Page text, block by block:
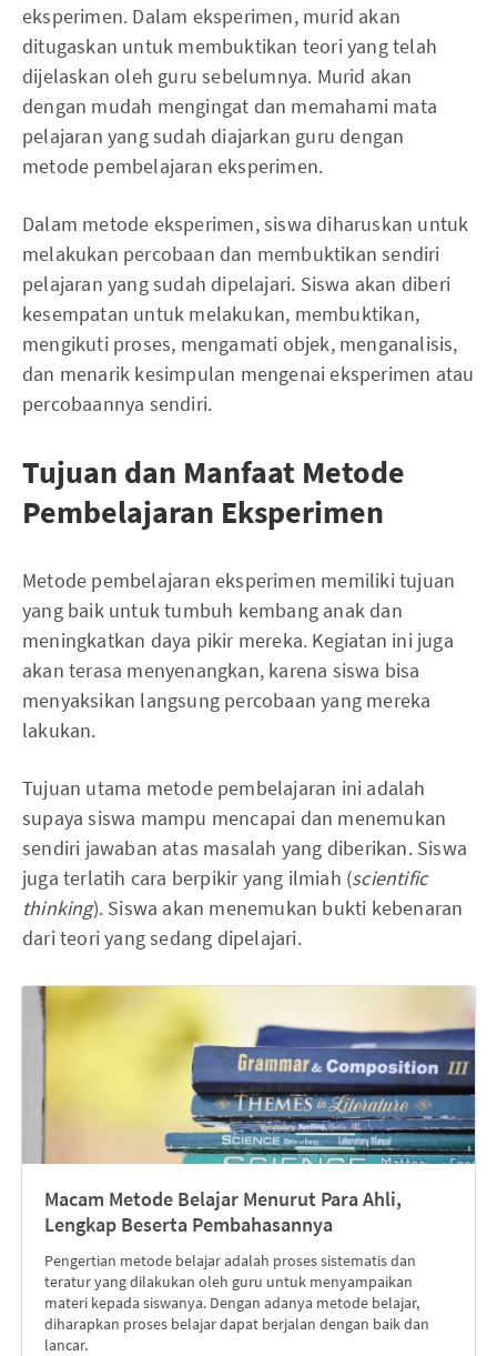
eksperimen. Dalam eksperimen, murid akan
ditugaskan untuk membuktikan teori yang telah
dijelaskan oleh guru sebelumnya. Murid akan
dengan mudah mengingat dan memahami mata
pelajaran yang sudah diajarkan guru dengan
metode pembelajaran eksperimen.
Dalam metode eksperimen, siswa diharuskan untuk
melakukan percobaan dan membuktikan sendiri
pelajaran yang sudah dipelajari. Siswa akan diberi
kesempatan untuk melakukan, membuktikan,
mengikuti proses, mengamati objek, menganalisis,
dan menarik kesimpulan mengenai eksperimen atau
percobaannya sendiri.
Tujuan dan Manfaat Metode
Pembelajaran Eksperimen
Metode pembelajaran eksperimen memiliki tujuan
yang baik untuk tumbuh kembang anak dan
meningkatkan daya pikir mereka. Kegiatan ini juga
akan terasa menyenangkan, karena siswa bisa
menyaksikan langsung percobaan yang mereka
lakukan.
Tujuan utama metode pembelajaran ini adalah
supaya siswa mampu mencapai dan menemukan
sendiri jawaban atas masalah yang diberikan. Siswa
juga terlatih cara berpikir yang ilmiah (scientific
thinking). Siswa akan menemukan bukti kebenaran
dari teori yang sedang dipelajari.
Macam Metode Belajar Menurut Para Ahli,
Lengkap Beserta Pembahasannya
Pengertian metode belajar adalah proses sistematis dan
teratur yang dilakukan oleh guru untuk menyampaikan
materi kepada siswanya. Dengan adanya metode belajar,
diharapkan proses belajar dapat berjalan dengan baik dan
lancar.